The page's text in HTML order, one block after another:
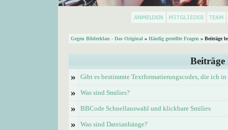
Gegen Bilderklau - Das Original » Häufig gestellte Fragen » Beiträge
Beiträge
»
Gibt es bestimmte Textformatierungscodes, die ich
» Was sind Smilies?
» BBCode Schnellauswahl und klickbare Smilies
» Was sind Dateianhänge?